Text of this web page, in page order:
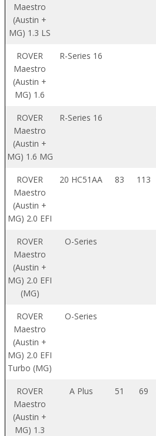
Maestro
(Austin +
MG) 1.3 LS
ROVER
Maestro
(Austin +
MG) 1.6
R-Series 16
ROVER
Maestro
(Austin +
MG) 1.6 MG
R-Series 16
ROVER
Maestro
(Austin +
MG) 2.0 EFI
20 HC51AA 83 113
ROVER
Maestro
(Austin +
MG) 2.0 EFI
(MG)
O-Series
ROVER
Maestro
(Austin +
MG) 2.0 EFI
Turbo (MG)
O-Series
ROVER
Maestro
(Austin +
MG) 1.3
A Plus 51 69